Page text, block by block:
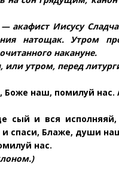
акафист Иисусу
натощак. Утром
накануне.
утром, перед
Боже наш, помилуй нас.
сый и вся исполняяй,
и спаси, Блаже, души
нас.